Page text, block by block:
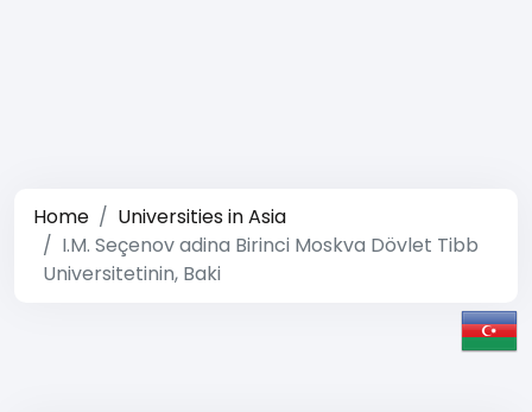
Home
Universities in Asia
I.M. Seçenov adina Birinci Moskva Dövlet Tibb
Universitetinin, Baki